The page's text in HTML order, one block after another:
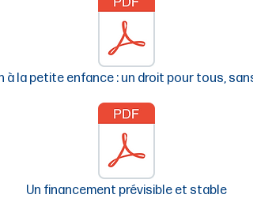
à la petite enfance : un droit pour tous,
Un financement prévisible et stable